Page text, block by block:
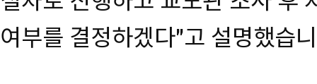
여부를 결정하겠다"고 설명했습